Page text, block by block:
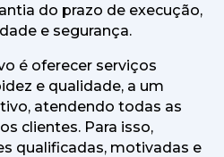
do prazo de execução,
e segurança.
é oferecer serviços
e qualidade, a um
atendendo todas as
clientes. Para isso,
qualificadas, motivadas e